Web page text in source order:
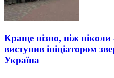
Краще пізно, ніж ніколи
виступив ініціатором
Україна